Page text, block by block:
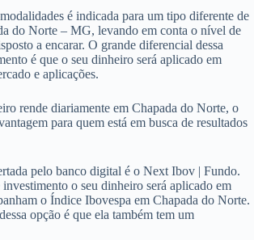
é indicada para um tipo diferente de
do Norte – MG, levando em conta o nível de
a encarar. O grande diferencial dessa
é que o seu dinheiro será aplicado em
e aplicações.
rende diariamente em Chapada do Norte, o
para quem está em busca de resultados
pelo banco digital é o Next Ibov | Fundo.
o seu dinheiro será aplicado em
o Índice Ibovespa em Chapada do Norte.
opção é que ela também tem um